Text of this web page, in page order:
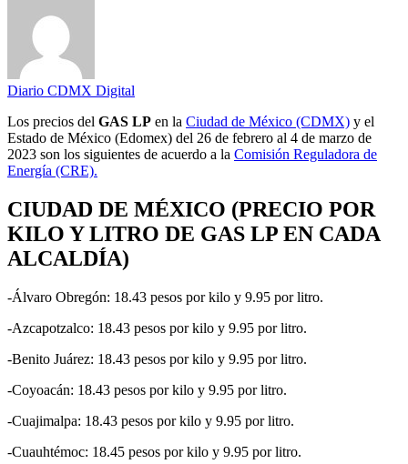
Diario CDMX Digital
Los precios del GAS LP en la Ciudad de México (CDMX) y el
Estado de México (Edomex) del 26 de febrero al 4 de marzo de
2023 son los siguientes de acuerdo a la Comisión Reguladora de
Energía (CRE).
CIUDAD DE MÉXICO (PRECIO POR
KILO Y LITRO DE GAS LP EN CADA
ALCALDÍA)
-Álvaro Obregón: 18.43 pesos por kilo y 9.95 por litro.
-Azcapotzalco: 18.43 pesos por kilo y 9.95 por litro.
-Benito Juárez: 18.43 pesos por kilo y 9.95 por litro.
-Coyoacán: 18.43 pesos por kilo y 9.95 por litro.
-Cuajimalpa: 18.43 pesos por kilo y 9.95 por litro.
-Cuauhtémoc: 18.45 pesos por kilo y 9.95 por litro.